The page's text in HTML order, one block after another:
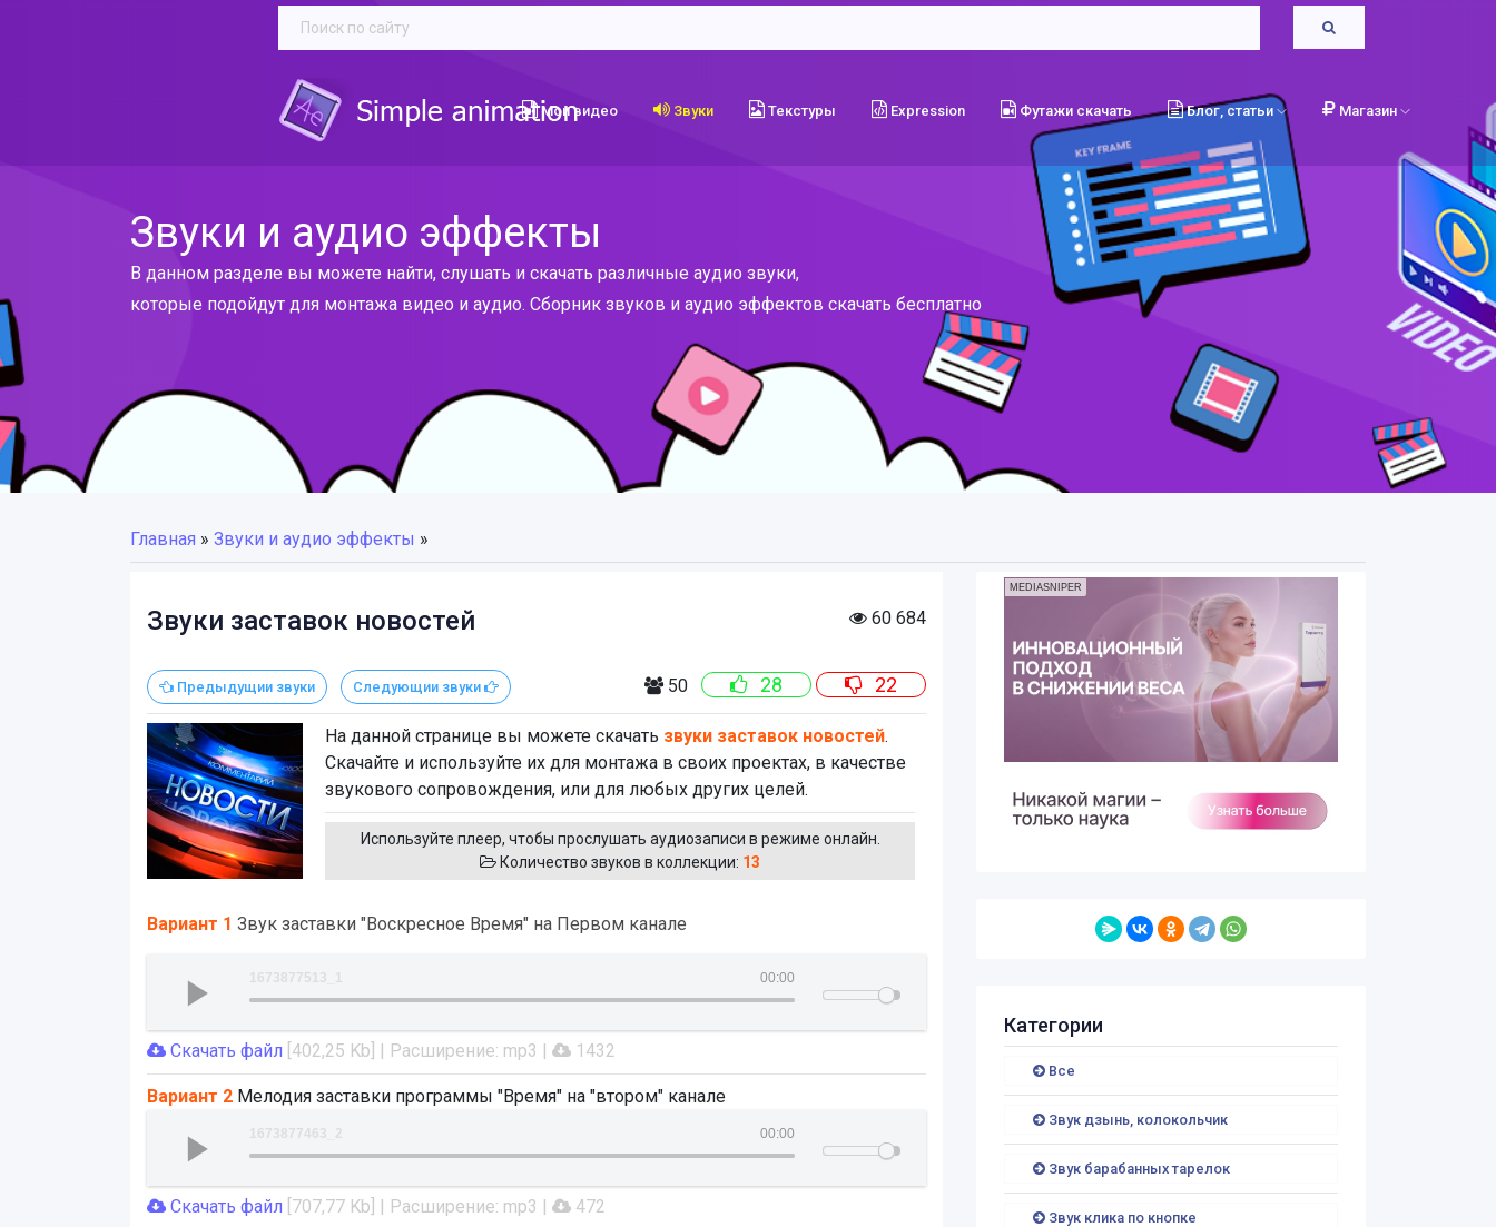
Мои видео Звуки Текстуры Expression Футажи скачать Блог, статьи Магазин
Звуки и аудио эффекты
В данном разделе вы можете найти, слушать и скачать различные аудио звуки,
которые подойдут для монтажа видео и аудио. Сборник звуков и аудио эффектов скачать бесплатно
Главная » Звуки и аудио эффекты »
Звуки заставок новостей 60 684
Предыдущии звуки Следующии звуки 50 28 22
На данной странице вы можете скачать звуки заставок новостей.
Скачайте и используйте их для монтажа в своих проектах, в качестве
звукового сопровождения, или для любых других целей.
Используйте плеер, чтобы прослушать аудиозаписи в режиме онлайн.
Количество звуков в коллекции: 13
Вариант 1 Звук заставки "Воскресное Время" на Первом канале
00:00
1673877513_1
Скачать файл [402,25 Kb] | Расширение: mp3 | 1432
Вариант 2 Мелодия заставки программы "Время" на "втором" канале
00:00
1673877463_2
Скачать файл [707,77 Kb] | Расширение: mp3 | 472
MEDIASNIPER
Категории
Все
Звук дзынь, колокольчик
Звук барабанных тарелок
Звук клика по кнопке